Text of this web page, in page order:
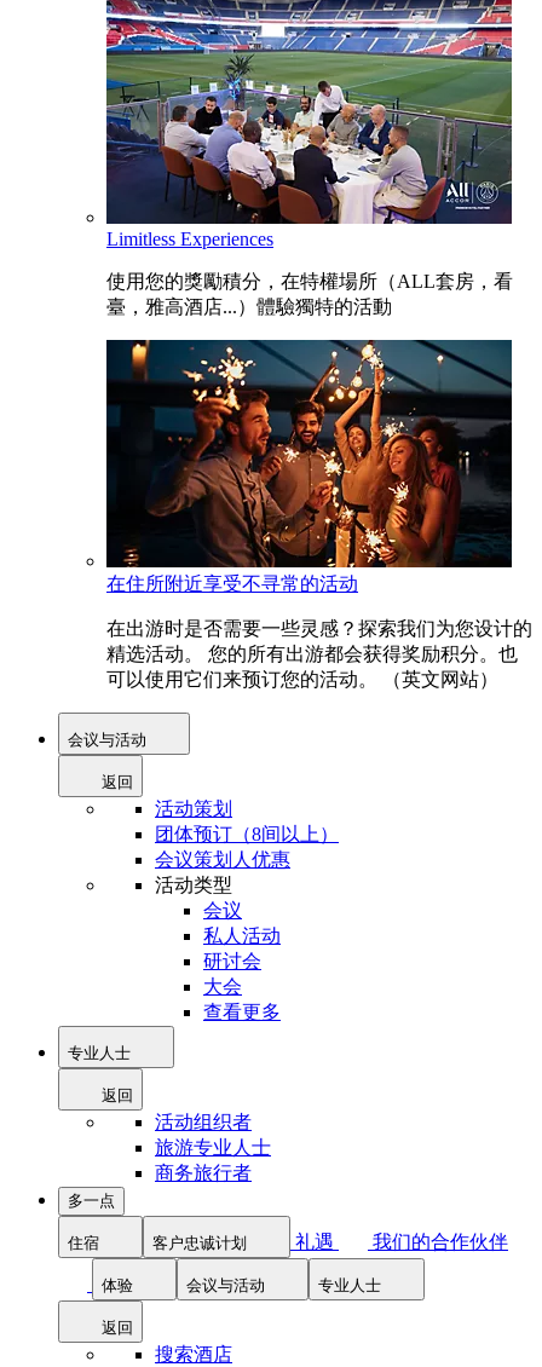
Limitless Experiences
使用您的獎勵積分，在特權場所（ALL套房，看
臺，雅高酒店...）體驗獨特的活動
在住所附近享受不寻常的活动
在出游时是否需要一些灵感？探索我们为您设计的
精选活动。 您的所有出游都会获得奖励积分。也
可以使用它们来预订您的活动。 （英文网站）
会议与活动
返回
活动策划
团体预订（8间以上）
会议策划人优惠
活动类型
会议
私人活动
研讨会
大会
查看更多
专业人士
返回
活动组织者
旅游专业人士
商务旅行者
多一点
住宿 客户忠诚计划 礼遇 我们的合作伙伴
体验 会议与活动 专业人士
返回
搜索酒店